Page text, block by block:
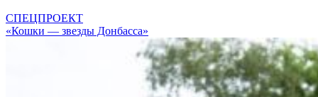
СПЕЦПРОЕКТ
«Кошки — звезды Донбасса»